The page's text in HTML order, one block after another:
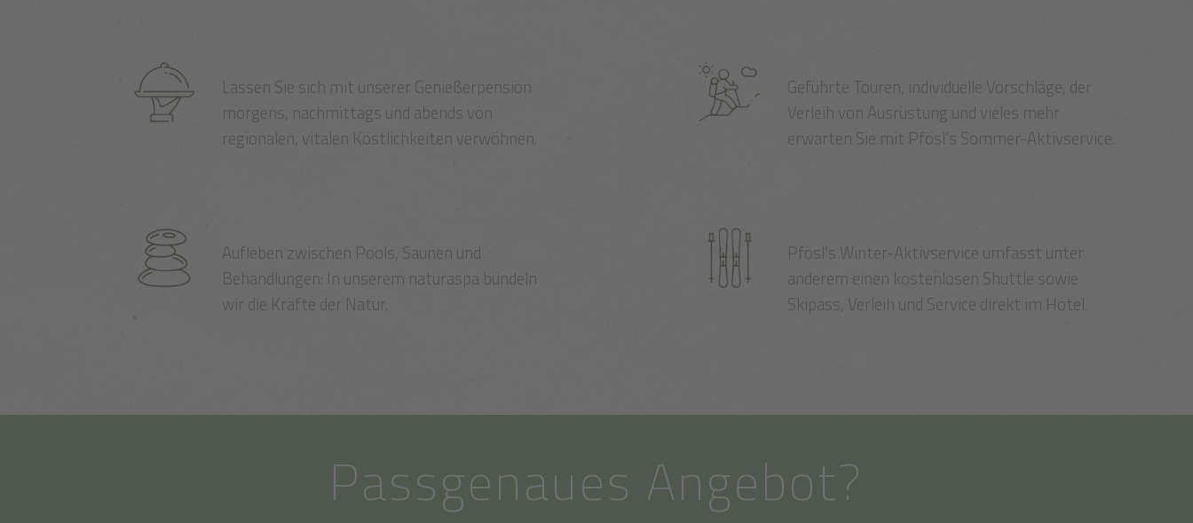
Lassen Sie sich mit unserer Genießerpension
morgens, nachmittags und abends von
regionalen, vitalen Köstlichkeiten verwöhnen.
Geführte Touren, individuelle Vorschläge, der
Verleih von Ausrüstung und vieles mehr
erwarten Sie mit Pfösl’s Sommer-Aktivservice.
Aufleben zwischen Pools, Saunen und
Behandlungen: In unserem naturaspa bündeln
wir die Kräfte der Natur.
Pfösl’s Winter-Aktivservice umfasst unter
anderem einen kostenlosen Shuttle sowie
Skipass, Verleih und Service direkt im Hotel.
Passgenaues Angebot?